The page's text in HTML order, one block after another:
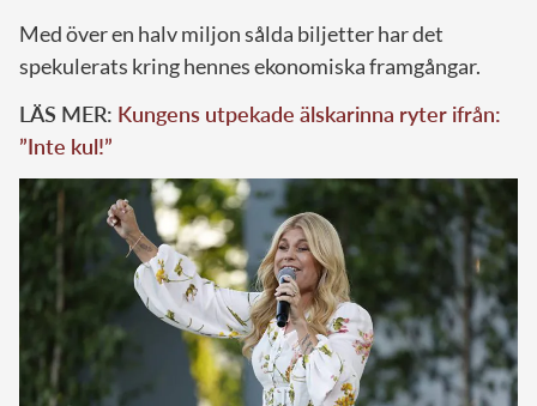
Med över en halv miljon sålda biljetter har det
spekulerats kring hennes ekonomiska framgångar.
LÄS MER: Kungens utpekade älskarinna ryter ifrån:
”Inte kul!”